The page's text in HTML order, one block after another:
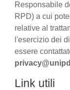
Responsabile
RPD) a cui
relative al
l'esercizio dei
essere
Link utili